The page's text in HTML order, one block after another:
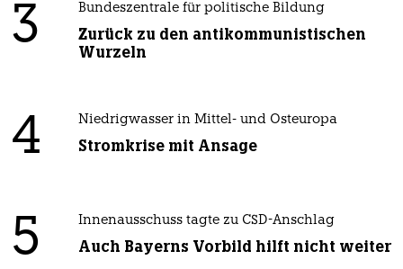
3 Bundeszentrale für politische Bildung
Zurück zu den antikommunistischen
Wurzeln
4 Niedrigwasser in Mittel- und Osteuropa
Stromkrise mit Ansage
5 Innenausschuss tagte zu CSD-Anschlag
Auch Bayerns Vorbild hilft nicht weiter